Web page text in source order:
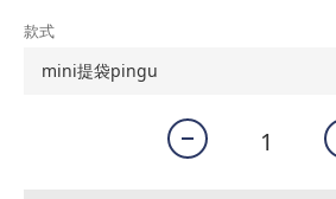
款式